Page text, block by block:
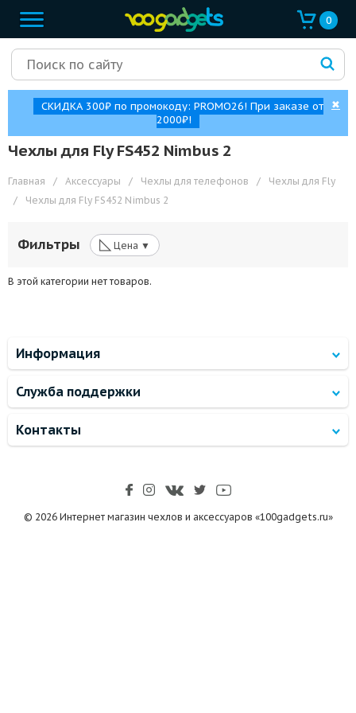
0
СКИДКА 300₽ по промокоду: PROMO26! При заказе от
2000₽!
✖
Чехлы для Fly FS452 Nimbus 2
Главная / Аксессуары / Чехлы для телефонов /
Чехлы для Fly
/
Чехлы для Fly FS452 Nimbus 2
Фильтры ◺ Цена ▼
В этой категории нет товаров.
Информация
Служба поддержки
Контакты
© 2026 Интернет магазин чехлов и аксессуаров «100gadgets.ru»